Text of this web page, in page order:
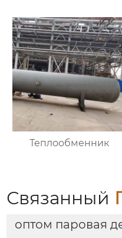
Теплообменник
Связанный
оптом паровая